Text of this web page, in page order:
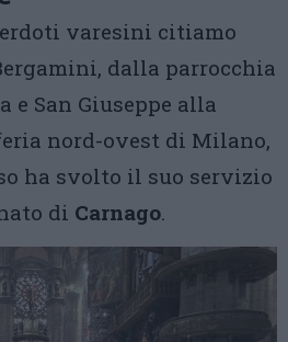
varesini citiamo
dalla parrocchia
e San Giuseppe alla
nord-ovest di Milano,
ha svolto il suo servizio
di Carnago.